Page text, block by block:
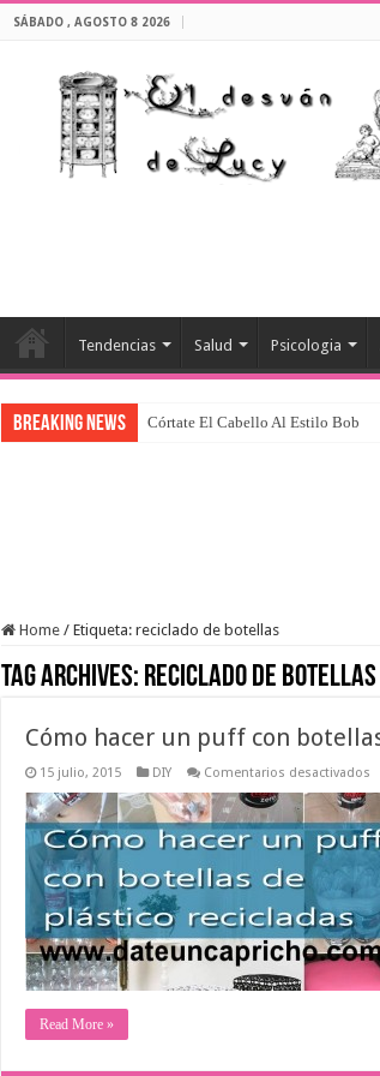
SÁBADO , AGOSTO 8 2026
Tendencias Salud Psicologia
Breaking News Córtate El Cabello Al Estilo Bob
Home / Etiqueta: reciclado de botellas
Tag Archives: reciclado de botellas
Cómo hacer un puff con
15 julio, 2015 DIY Comentarios desactivados
Read More »